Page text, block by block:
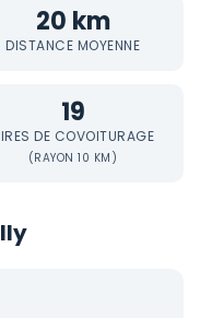
20 km
DISTANCE MOYENNE
19
DE COVOITURAGE
(RAYON 10 KM)